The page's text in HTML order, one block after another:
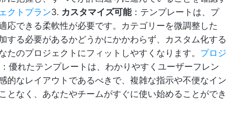
クトプラン3. カスタマイズ可能：テンプレートは、プ
応できる柔軟性が必要です。カテゴリーを微調整した
する必要があるかどうかにかかわらず、カスタム化する
たのプロジェクトにフィットしやすくなります。 プロジ
：優れたテンプレートは、わかりやすくユーザーフレン
的なレイアウトであるべきで、複雑な指示や不便なイン
となく、あなたやチームがすぐに使い始めることができ